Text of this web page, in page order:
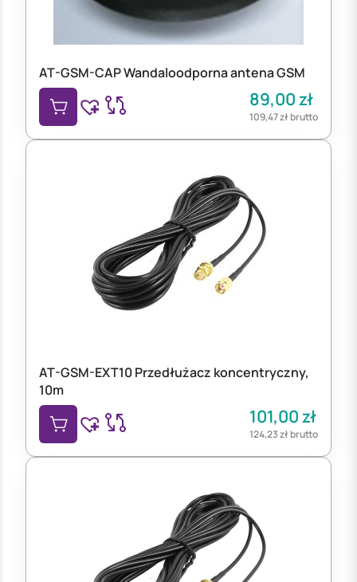
AT-GSM-CAP Wandaloodporna antena GSM
89,00zł
109,47złbrutto
AT-GSM-EXT10 Przedłużacz koncentryczny,
10m
101,00zł
124,23złbrutto